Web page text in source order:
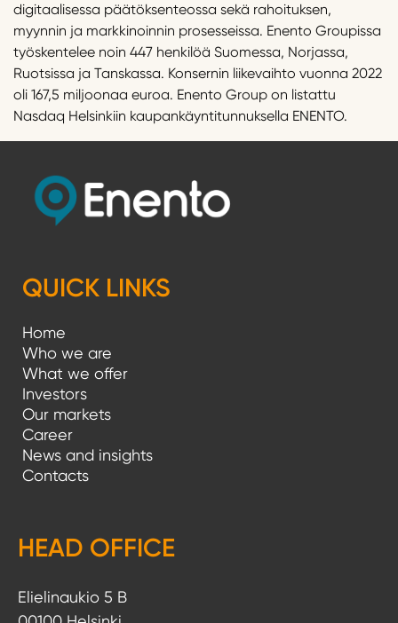
digitaalisessa päätöksenteossa sekä rahoituksen,
myynnin ja markkinoinnin prosesseissa. Enento Groupissa
työskentelee noin 447 henkilöä Suomessa, Norjassa,
Ruotsissa ja Tanskassa. Konsernin liikevaihto vuonna 2022
oli 167,5 miljoonaa euroa. Enento Group on listattu
Nasdaq Helsinkiin kaupankäyntitunnuksella ENENTO.
QUICK LINKS
Home
Who we are
What we offer
Investors
Our markets
Career
News and insights
Contacts
HEAD OFFICE
Elielinaukio 5 B